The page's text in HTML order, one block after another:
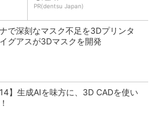
PR(dentsu Japan)
で深刻なマスク不足を3Dプリンタ
グアスが3Dマスクを開発
14】生成AIを味方に、3D CADを使い